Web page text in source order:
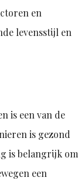
en
levensstijl en
is een van de
is gezond
is belangrijk om
een